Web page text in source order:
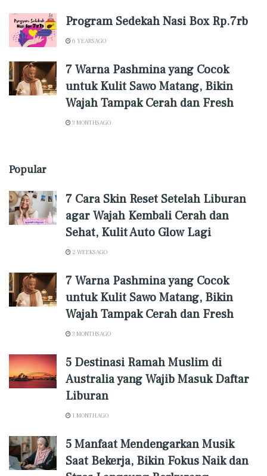
Program Sedekah Nasi Box Rp.7rb
6 YEARS AGO
7 Warna Pashmina yang Cocok
untuk Kulit Sawo Matang, Bikin
Wajah Tampak Cerah dan Fresh
3 MONTHS AGO
Popular
7 Cara Skin Reset Setelah Liburan
agar Wajah Kembali Cerah dan
Sehat, Kulit Auto Glow Lagi
2 WEEKS AGO
7 Warna Pashmina yang Cocok
untuk Kulit Sawo Matang, Bikin
Wajah Tampak Cerah dan Fresh
3 MONTHS AGO
5 Destinasi Ramah Muslim di
Australia yang Wajib Masuk Daftar
Liburan
1 MONTH AGO
5 Manfaat Mendengarkan Musik
Saat Bekerja, Bikin Fokus Naik dan